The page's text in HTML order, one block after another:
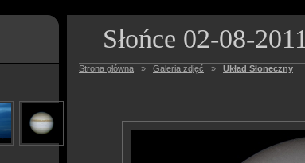
Słońce 02-08-2011
Strona główna » Galeria zdjęć » Układ Słoneczny